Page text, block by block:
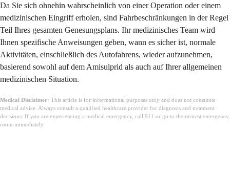
Da Sie sich ohnehin wahrscheinlich von einer Operation oder einem
medizinischen Eingriff erholen, sind Fahrbeschränkungen in der Regel
Teil Ihres gesamten Genesungsplans. Ihr medizinisches Team wird
Ihnen spezifische Anweisungen geben, wann es sicher ist, normale
Aktivitäten, einschließlich des Autofahrens, wieder aufzunehmen,
basierend sowohl auf dem Amisulprid als auch auf Ihrer allgemeinen
medizinischen Situation.
Medical Disclaimer: This article is for informational purposes only and does not constitute
medical advice. Always consult a qualified healthcare provider for diagnosis and treatment
decisions. If you are experiencing a medical emergency, call 911 or go to the nearest emergency
room immediately.